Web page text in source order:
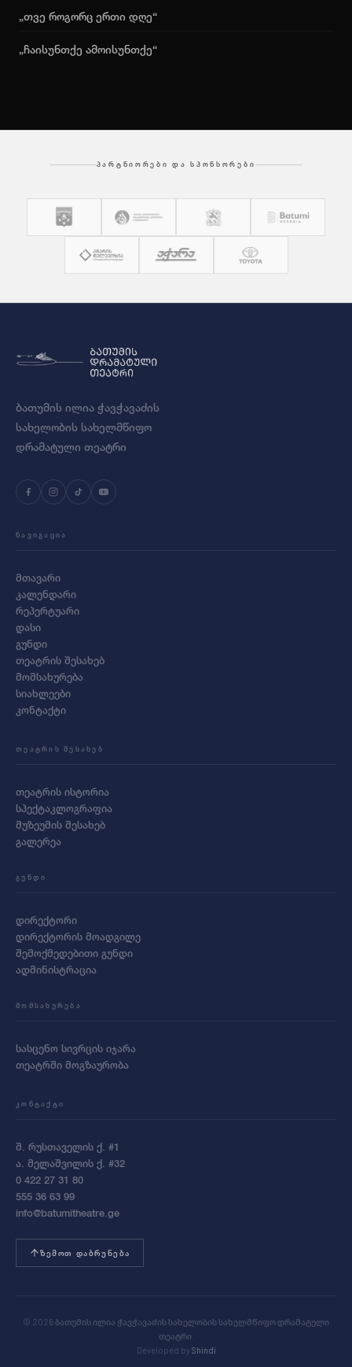
„თვე როგორც ერთი დღე“
„ჩაისუნთქე ამოისუნთქე“
ᲞᲐᲠᲢᲜᲘᲝᲠᲔᲑᲘ ᲓᲐ ᲡᲞᲝᲜᲡᲝᲠᲔᲑᲘ
ბათუმის ილია ჭავჭავაძის
სახელობის სახელმწიფო
დრამატული თეატრი
ᲜᲐᲕᲘᲒᲐᲪᲘᲐ
მთავარი
კალენდარი
რეპერტუარი
დასი
გუნდი
თეატრის შესახებ
მომსახურება
სიახლეები
კონტაქტი
ᲗᲔᲐᲢᲠᲘᲡ ᲨᲔᲡᲐᲮᲔᲑ
თეატრის ისტორია
სპექტაკლოგრაფია
მუზეუმის შესახებ
გალერეა
ᲒᲣᲜᲓᲘ
დირექტორი
დირექტორის მოადგილე
შემოქმედებითი გუნდი
ადმინისტრაცია
ᲛᲝᲛᲡᲐᲮᲣᲠᲔᲑᲐ
სასცენო სივრცის იჯარა
თეატრში მოგზაურობა
ᲙᲝᲜᲢᲐᲥᲢᲘ
შ. რუსთაველის ქ. #1
ა. მელაშვილის ქ. #32
0 422 27 31 80
555 36 63 99
info@batumitheatre.ge
ᲖᲔᲛᲝᲗ ᲓᲐᲑᲠᲣᲜᲔᲑᲐ
© 2026 ბათუმის ილია ჭავჭავაძის სახელობის სახელმწიფო დრამატული
თეატრი.
Developed byShindi